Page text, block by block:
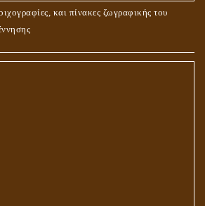
και πίνακες ζωγραφικής του